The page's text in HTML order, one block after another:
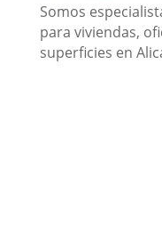
Somos
para viviendas,
superficies en